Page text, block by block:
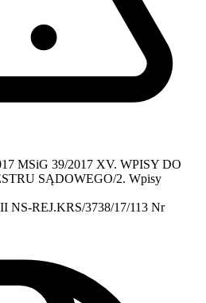
MSiG 39/2017 XV. WPISY DO
SĄDOWEGO/2. Wpisy
NS-REJ.KRS/3738/17/113 Nr